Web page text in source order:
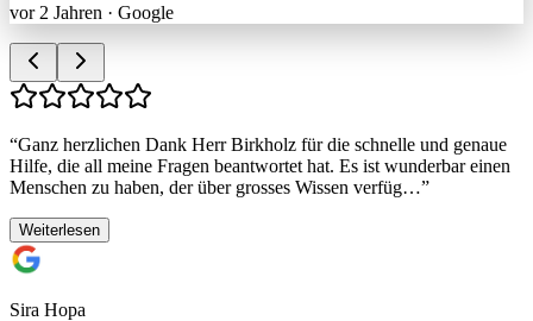
vor 2 Jahren · Google
“Ganz herzlichen Dank Herr Birkholz für die schnelle und genaue
Hilfe, die all meine Fragen beantwortet hat. Es ist wunderbar einen
Menschen zu haben, der über grosses Wissen verfüg…”
Weiterlesen
Sira Hopa